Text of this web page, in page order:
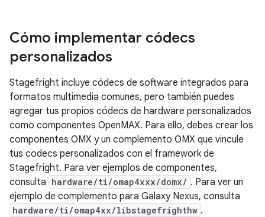
Cómo implementar códecs
personalizados
Stagefright incluye códecs de software integrados para
formatos multimedia comunes, pero también puedes
agregar tus propios códecs de hardware personalizados
como componentes OpenMAX. Para ello, debes crear los
componentes OMX y un complemento OMX que vincule
tus codecs personalizados con el framework de
Stagefright. Para ver ejemplos de componentes,
consulta hardware/ti/omap4xxx/domx/ . Para ver un
ejemplo de complemento para Galaxy Nexus, consulta
hardware/ti/omap4xx/libstagefrighthw .